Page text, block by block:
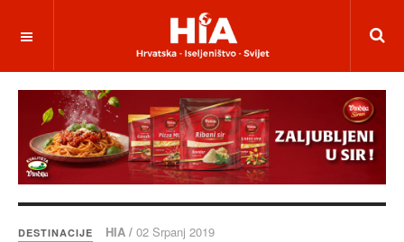
DESTINACIJE HIA / 02 Srpanj 2019